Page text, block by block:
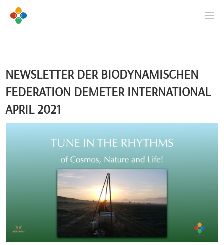
NEWSLETTER DER BIODYNAMISCHEN
FEDERATION DEMETER INTERNATIONAL
APRIL 2021